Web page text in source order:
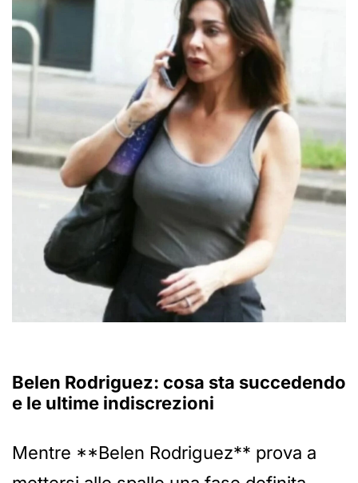
Belen Rodriguez: cosa sta succedendo
e le ultime indiscrezioni
Mentre **Belen Rodriguez** prova a